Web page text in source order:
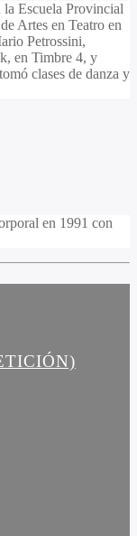
Escuela Provincial
Artes en Teatro en
Petrossini,
en Timbre 4, y
clases de danza y
en 1991 con